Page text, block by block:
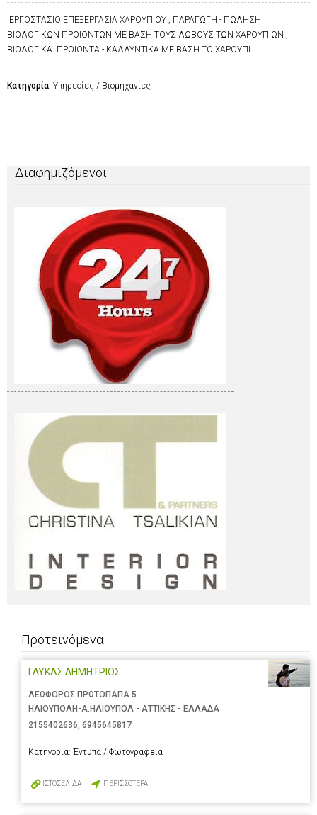
ΕΡΓΟΣΤΑΣΙΟ ΕΠΕΞΕΡΓΑΣΙΑ ΧΑΡΟΥΠΙΟΥ , ΠΑΡΑΓΩΓΗ - ΠΩΛΗΣΗ
ΒΙΟΛΟΓΙΚΩΝ ΠΡΟΙΟΝΤΩΝ ΜΕ ΒΑΣΗ ΤΟΥΣ ΛΩΒΟΥΣ ΤΩΝ ΧΑΡΟΥΠΙΩΝ ,
ΒΙΟΛΟΓΙΚΑ ΠΡΟΙΟΝΤΑ - ΚΑΛΛΥΝΤΙΚΑ ΜΕ ΒΑΣΗ ΤΟ ΧΑΡΟΥΠΙ
Κατηγορία: Υπηρεσίες / Βιομηχανίες
Διαφημιζόμενοι
Προτεινόμενα
ΓΛΥΚΑΣ ΔΗΜΗΤΡΙΟΣ
ΛΕΩΦΟΡΟΣ ΠΡΩΤΟΠΑΠΑ 5
ΗΛΙΟΥΠΟΛΗ-Α.ΗΛΙΟΥΠΟΛ - ΑΤΤΙΚΗΣ - ΕΛΛΑΔΑ
2155402636 6945645817
Κατηγορία: Έντυπα / Φωτογραφεία
ΙΣΤΟΣΕΛΙΔΑ ΠΕΡΙΣΣΟΤΕΡΑ